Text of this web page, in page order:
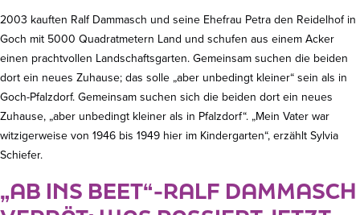
2003 kauften Ralf Dammasch und seine Ehefrau Petra den Reidelhof in
Goch mit 5000 Quadratmetern Land und schufen aus einem Acker
einen prachtvollen Landschaftsgarten. Gemeinsam suchen die beiden
dort ein neues Zuhause; das solle „aber unbedingt kleiner“ sein als in
Goch-Pfalzdorf. Gemeinsam suchen sich die beiden dort ein neues
Zuhause, „aber unbedingt kleiner als in Pfalzdorf“. „Mein Vater war
witzigerweise von 1946 bis 1949 hier im Kindergarten“, erzählt Sylvia
Schiefer.
„AB INS BEET“-RALF DAMMASCH